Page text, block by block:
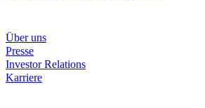
Über uns
Presse
Investor Relations
Karriere